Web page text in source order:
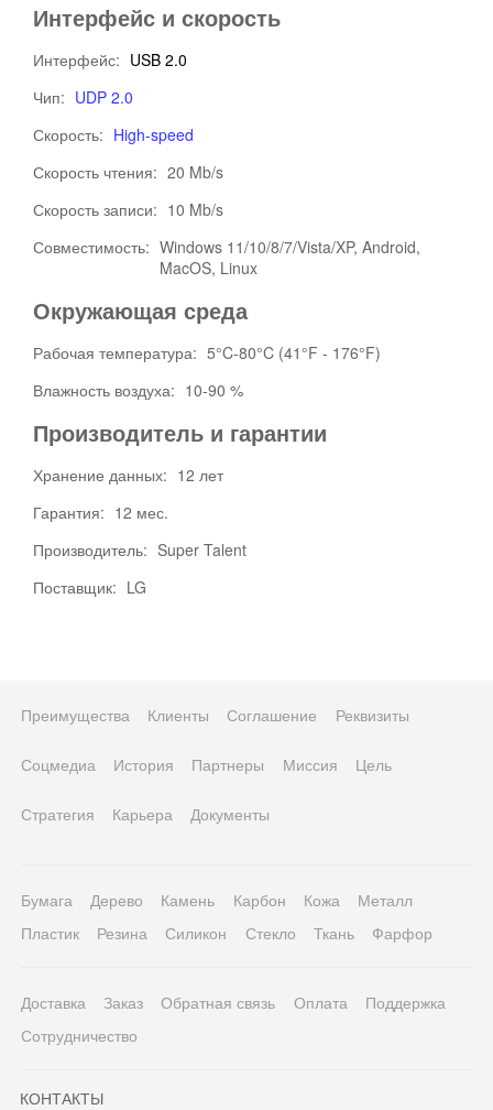
Интерфейс и скорость
Интерфейс: USB 2.0
Чип: UDP 2.0
Скорость: High-speed
Скорость чтения: 20 Mb/s
Скорость записи: 10 Mb/s
Совместимость: Windows 11/10/8/7/Vista/XP, Android,
MacOS, Linux
Окружающая среда
Рабочая температура: 5°C-80°C (41°F - 176°F)
Влажность воздуха: 10-90 %
Производитель и гарантии
Хранение данных: 12 лет
Гарантия: 12 мес.
Производитель: Super Talent
Поставщик: LG
Преимущества Клиенты Соглашение Реквизиты
Соцмедиа История Партнеры Миссия Цель
Стратегия Карьера Документы
Бумага Дерево Камень Карбон Кожа
Металл
Пластик
Резина Силикон Стекло Ткань Фарфор
Доставка Заказ Обратная связь Оплата
Поддержка
Сотрудничество
КОНТАКТЫ